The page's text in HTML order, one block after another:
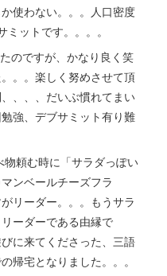
使わない。。。人口密度
ットです。。。。
のですが、かなり良く笑
。。楽しく努めさせて頂
、、、だいぶ慣れてまい
強、デブサミット有り難
頼む時に「サラダっぽい
ンベールチーズフラ
リーダー。。。もうサラ
ーダーである由縁で
に来てくださった、三語
帰宅となりました。。。